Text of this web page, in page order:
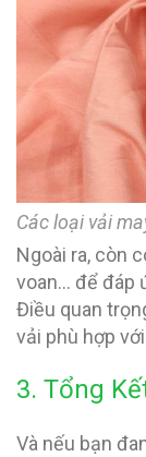
Các loại vải
Ngoài ra, còn
voan… để đáp
Điều quan
vải phù hợp
3. Tổng
Và nếu bạn